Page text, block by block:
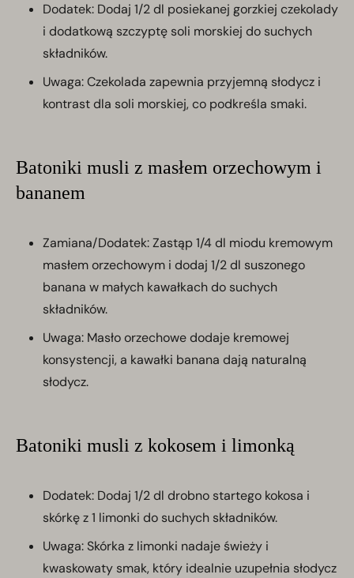
Dodatek: Dodaj 1/2 dl posiekanej gorzkiej czekolady
i dodatkową szczyptę soli morskiej do suchych
składników.
Uwaga: Czekolada zapewnia przyjemną słodycz i
kontrast dla soli morskiej, co podkreśla smaki.
Batoniki musli z masłem orzechowym i
bananem
Zamiana/Dodatek: Zastąp 1/4 dl miodu kremowym
masłem orzechowym i dodaj 1/2 dl suszonego
banana w małych kawałkach do suchych
składników.
Uwaga: Masło orzechowe dodaje kremowej
konsystencji, a kawałki banana dają naturalną
słodycz.
Batoniki musli z kokosem i limonką
Dodatek: Dodaj 1/2 dl drobno startego kokosa i
skórkę z 1 limonki do suchych składników.
Uwaga: Skórka z limonki nadaje świeży i
kwaskowaty smak, który idealnie uzupełnia słodycz